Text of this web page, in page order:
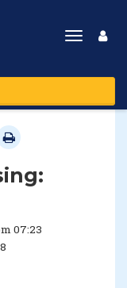
Toggle
07:23